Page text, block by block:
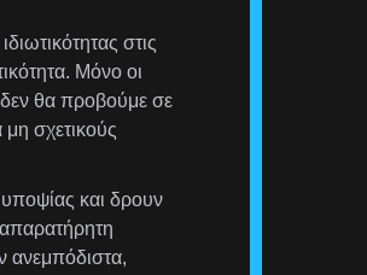
στις
Μόνο οι
θα προβούμε σε
σχετικούς
και δρουν
απαρατήρητη
ανεμπόδιστα,